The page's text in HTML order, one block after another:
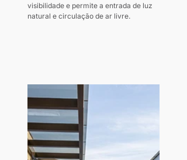
visibilidade e permite a entrada de luz
natural e circulação de ar livre.